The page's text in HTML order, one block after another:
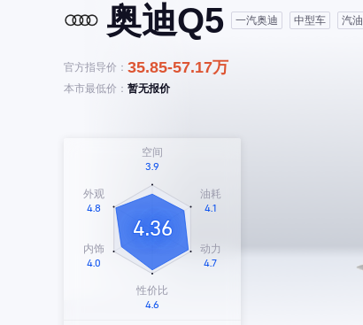
奥迪Q5 一汽奥迪 中型车 汽油
官方指导价： 35.85-57.17万
本市最低价： 暂无报价